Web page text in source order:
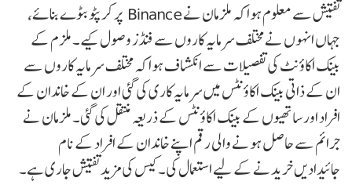
تفتیش سے معلوم ہوا کہ ملزمان نے Binance پر کرپٹو بٹوے بنائے،
جہاں انہوں نے مختلف سرمایہ کاروں سے فنڈز وصول کیے۔ ملزم کے
بینک اکاؤنٹ کی تفصیلات سے انکشاف ہوا کہ مختلف سرمایہ کاروں سے
ان کے ذاتی بینک اکاؤنٹس میں سرمایہ کاری کی گئی اور ان کے خاندان کے
افراد اور ساتھیوں کے بینک اکاؤنٹس کے ذریعہ منتقل کی گئی۔ ملزمان نے
جرائم سے حاصل ہونے والی رقم اپنے خاندان کے افراد کے نام
جائیدادیں خریدنے کے لیے استعمال کی۔ کیس کی مزید تفتیش جاری ہے۔